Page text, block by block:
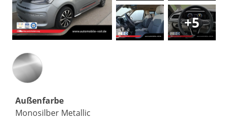
+5
Außenfarbe
Monosilber Metallic